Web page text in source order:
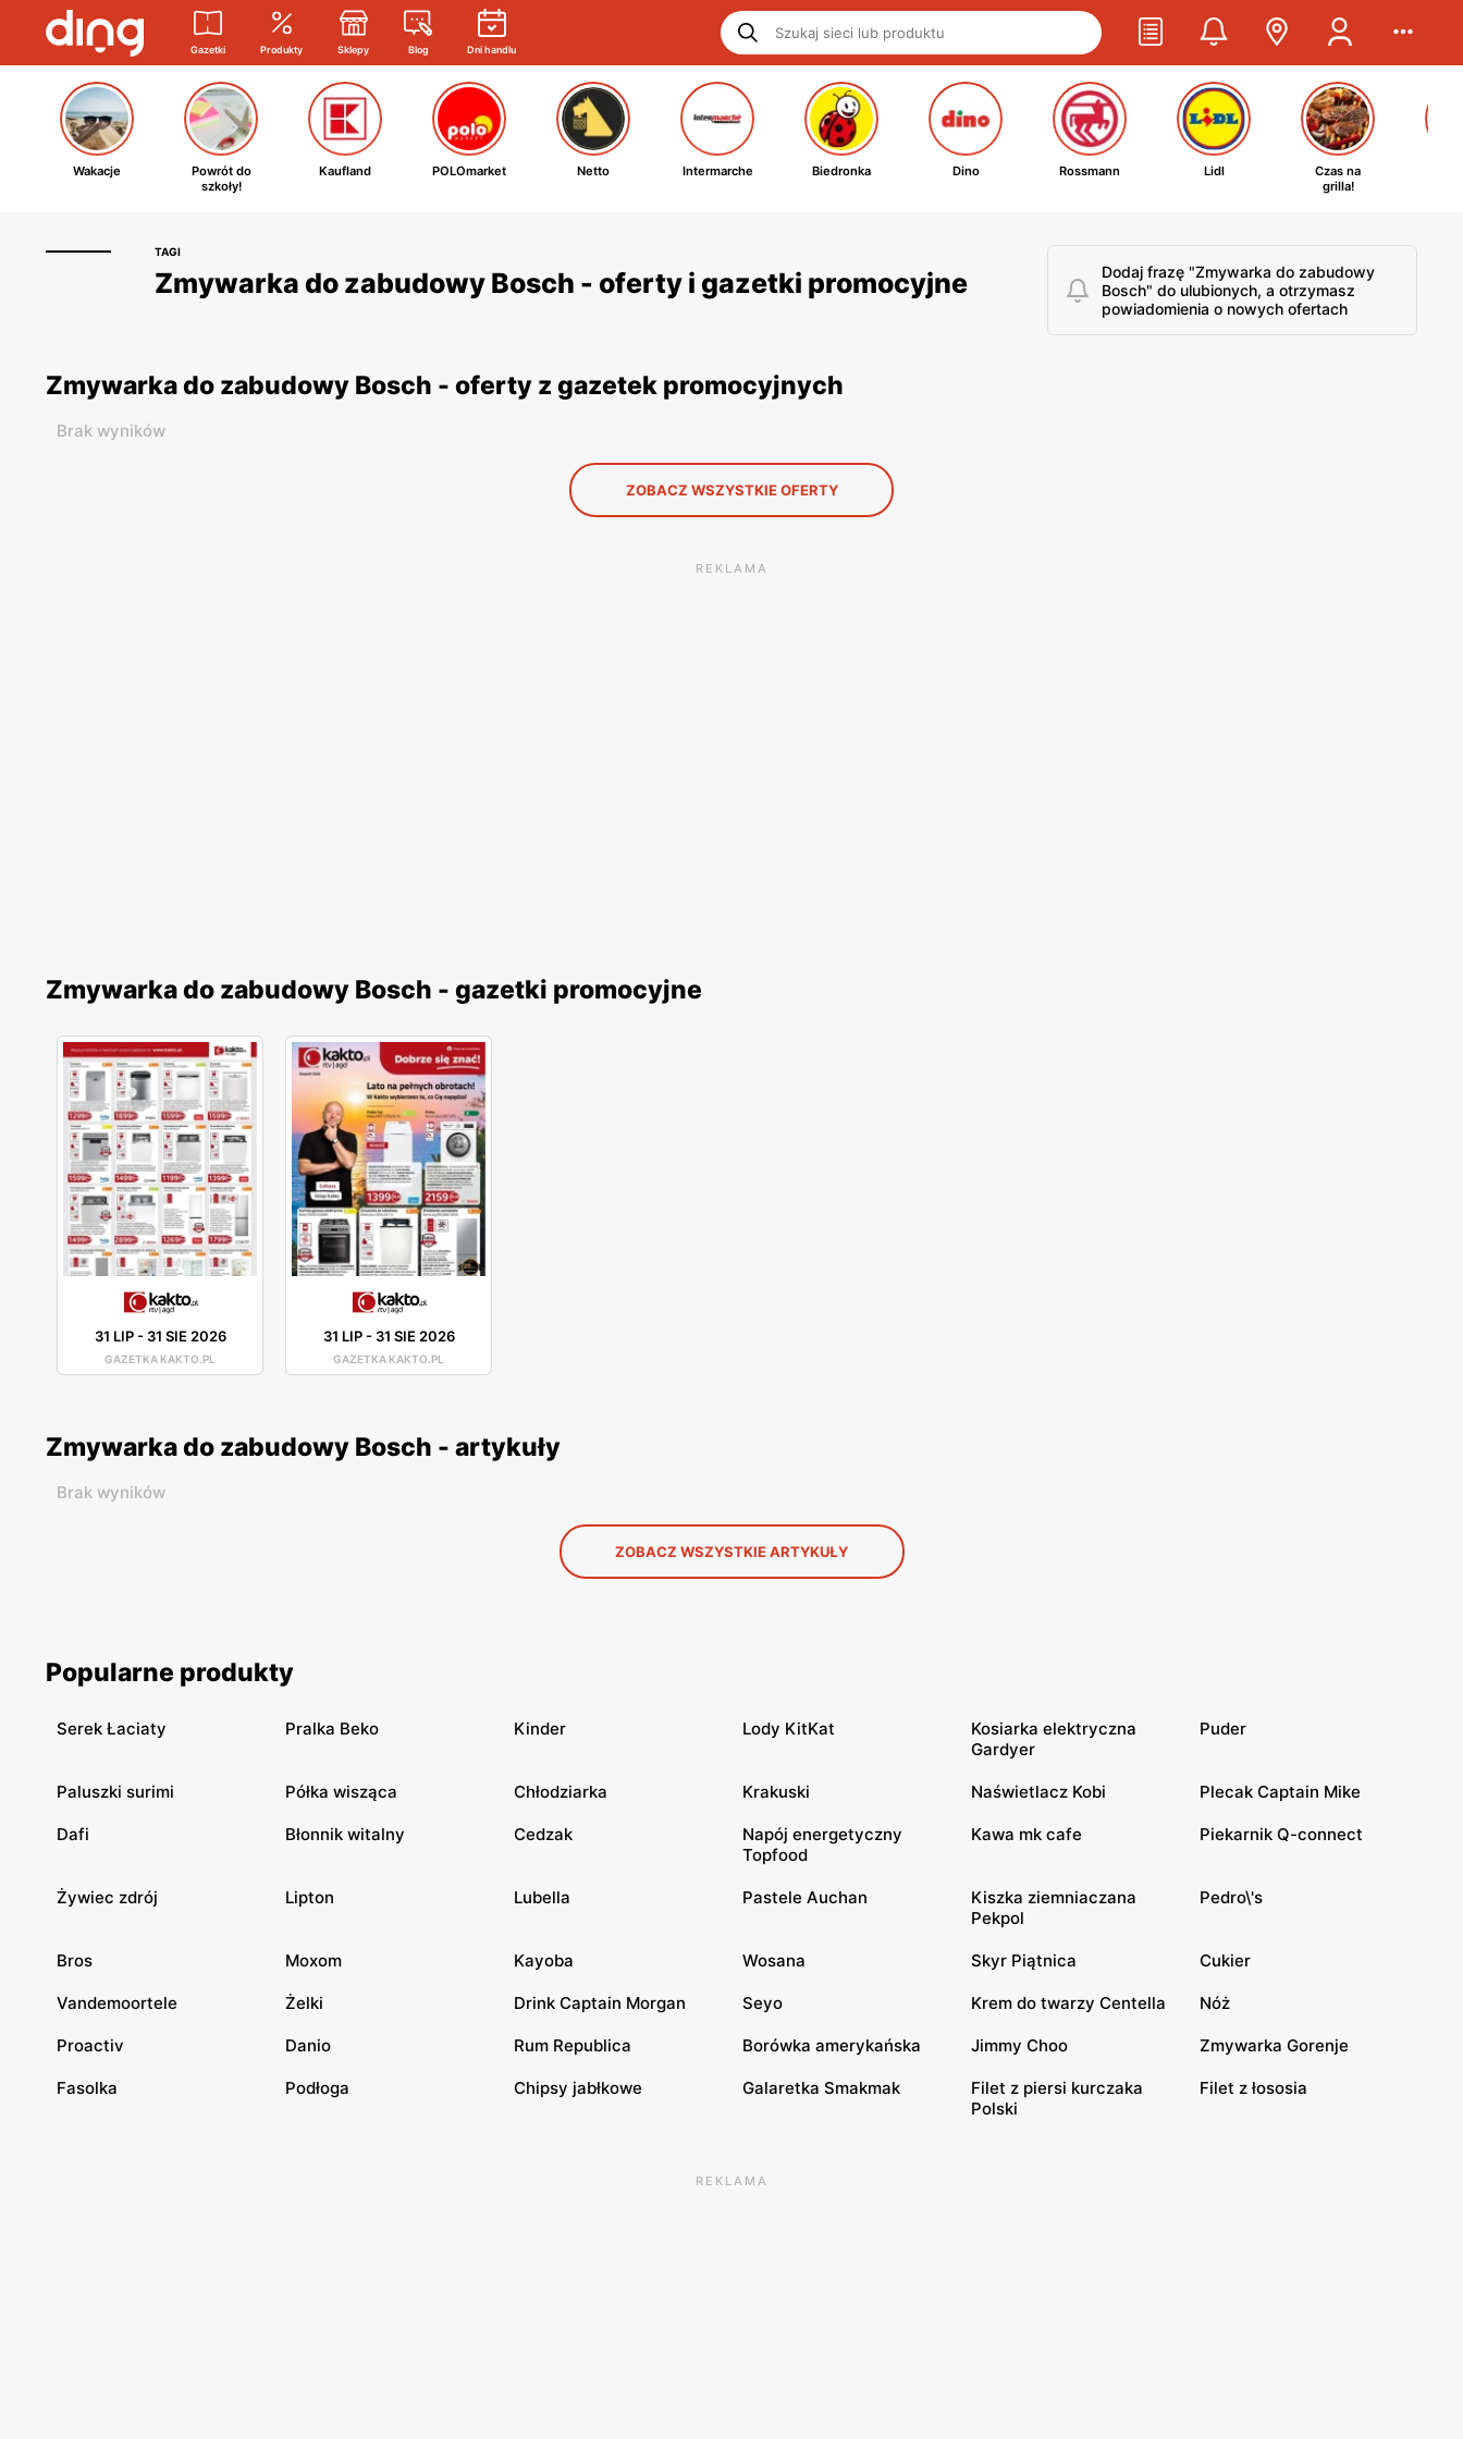
Gazetki Produkty Sklepy Blog Dni handlu
Wakacje
Powrót do
szkoły!
Kaufland POLOmarket Netto Intermarche Biedronka Dino Rossmann Lidl
Czas na
grilla!
TAGI
Zmywarka do zabudowy Bosch - oferty i gazetki promocyjne
Dodaj frazę "Zmywarka do zabudowy
Bosch" do ulubionych, a otrzymasz
powiadomienia o nowych ofertach
Zmywarka do zabudowy Bosch - oferty z gazetek promocyjnych
Brak wyników
ZOBACZ WSZYSTKIE OFERTY
REKLAMA
Zmywarka do zabudowy Bosch - gazetki promocyjne
31 LIP- 31 SIE 2026
GAZETKA KAKTO.PL
31 LIP- 31 SIE 2026
GAZETKA KAKTO.PL
Zmywarka do zabudowy Bosch - artykuły
Brak wyników
ZOBACZ WSZYSTKIE ARTYKUŁY
Popularne produkty
Serek Łaciaty Pralka Beko Kinder Lody KitKat
Kosiarka elektryczna
Gardyer
Puder
Paluszki surimi Półka wisząca Chłodziarka Krakuski Naświetlacz Kobi Plecak Captain Mike
Dafi Błonnik witalny Cedzak
Napój energetyczny
Topfood
Kawa mk cafe Piekarnik Q-connect
Żywiec zdrój Lipton Lubella Pastele Auchan
Kiszka ziemniaczana
Pekpol
Pedro\'s
Bros Moxom Kayoba Wosana Skyr Piątnica Cukier
Vandemoortele Żelki Drink Captain Morgan Seyo Krem do twarzy Centella Nóż
Proactiv Danio Rum Republica Borówka amerykańska Jimmy Choo Zmywarka Gorenje
Fasolka Podłoga Chipsy jabłkowe Galaretka Smakmak
Filet z piersi kurczaka
Polski
Filet z łososia
REKLAMA